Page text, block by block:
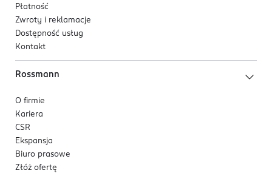
Płatność
Zwroty i reklamacje
Dostępność usług
Kontakt
Rossmann
O firmie
Kariera
CSR
Ekspansja
Biuro prasowe
Złóż ofertę